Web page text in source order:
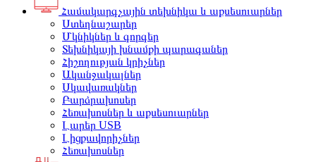
Համակարգչային տեխնիկա և աքսեսուարներ
Ստեղնաշարեր
Մկնիկներ և գորգեր
Տեխնիկայի խնամքի պարագաներ
Հիշողության կրիչներ
Ականջակալներ
Սկավառակներ
Բարձրախոսեր
Հեռախոսներ և աքսեսուարներ
Լարեր USB
Լիցքավորիչներ
Հեռախոսներ